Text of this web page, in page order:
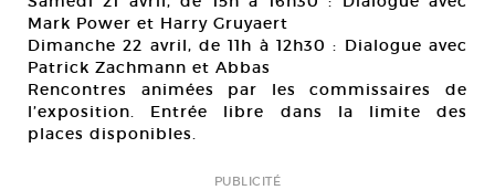
Mark Power et Harry Gruyaert
Dimanche 22 avril, de 11h à 12h30 : Dialogue avec
Patrick Zachmann et Abbas
Rencontres animées par les commissaires de
l’exposition. Entrée libre dans la limite des
places disponibles.
PUBLICITÉ